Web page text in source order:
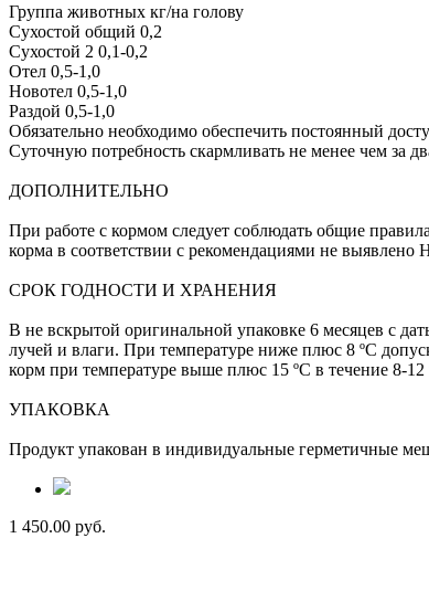
Группа животных кг/на голову
Сухостой общий 0,2
Сухостой 2 0,1-0,2
Отел 0,5-1,0
Новотел 0,5-1,0
Раздой 0,5-1,0
Обязательно необходимо обеспечить постоянный
Суточную потребность скармливать не менее чем за
ДОПОЛНИТЕЛЬНО
При работе с кормом следует соблюдать общие
корма в соответствии с рекомендациями не
СРОК ГОДНОСТИ И ХРАНЕНИЯ
В не вскрытой оригинальной упаковке 6 месяцев с
лучей и влаги. При температуре ниже плюс 8 ºС
корм при температуре выше плюс 15 ºС в течение 8-12
УПАКОВКА
Продукт упакован в индивидуальные герметичные
1 450.00 руб.